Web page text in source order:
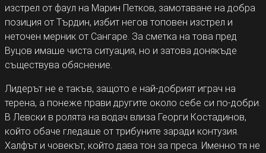
изстрел от фаул на Марин Петков, замотаване на добра
позиция от Търдин, избит негов топовен изстрел и
неточен мерник от Сангаре. За сметка на това пред
Вуцов имаше чиста ситуация, но и затова донякъде
съществува обяснение.
Лидерът не е такъв, защото е най-добрият играч на
терена, а понеже прави другите около себе си по-добри.
В Левски в ролята на водач влиза Георги Костадинов,
който обаче гледаше от трибуните заради контузия.
Халфът и човекът, който дава тон за преса. Именно тя не